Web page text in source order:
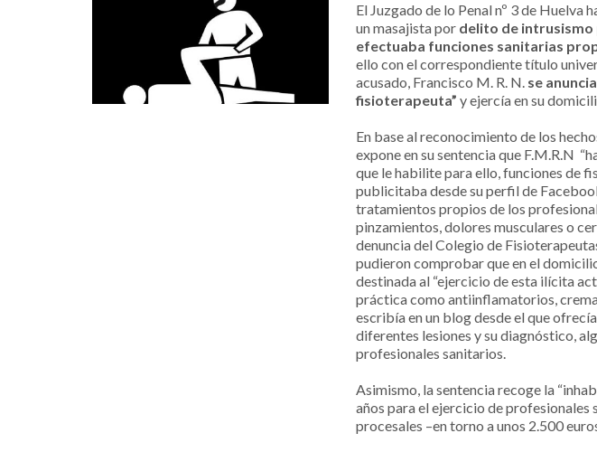
El Juzgado de lo Penal nº 3 de Huelva
un masajista por delito de
efectuaba funciones sanitarias
ello con el correspondiente título
acusado, Francisco M. R. N. se
fisioterapeuta” y ejercía en su
En base al reconocimiento de los
expone en su sentencia que F.M.R.N
que le habilite para ello, funciones de
publicitaba desde su perfil de
tratamientos propios de los
pinzamientos, dolores musculares o
denuncia del Colegio de
pudieron comprobar que en el
destinada al “ejercicio de esta ilícita
práctica como antiinflamatorios,
escribía en un blog desde el que
diferentes lesiones y su diagnóstico,
profesionales sanitarios.
Asimismo, la sentencia recoge la
años para el ejercicio de profesionales
procesales –en torno a unos 2.500